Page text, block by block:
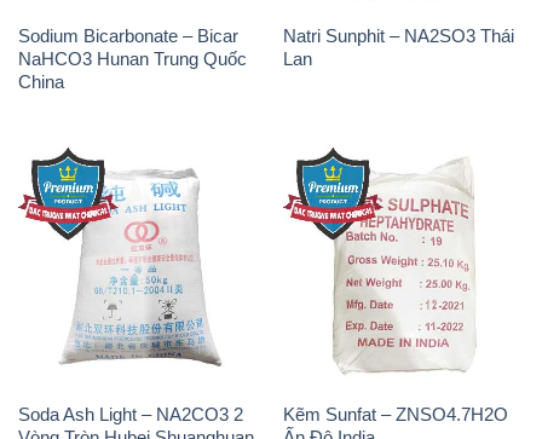
Soda Ash Light – NA2CO3 2
Vòng Tròn Hubei Shuanghuan
Trung Quốc China
Kẽm Sunfat – ZNSO4.7H2O
Ấn Độ India